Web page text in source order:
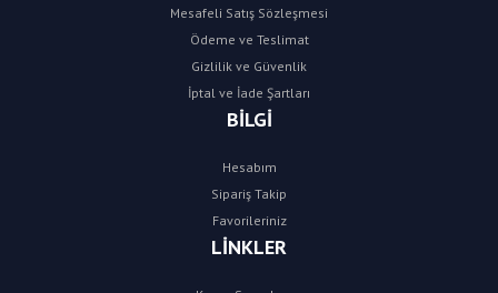
Mesafeli Satış Sözleşmesi
Ödeme ve Teslimat
Gizlilik ve Güvenlik
İptal ve İade Şartları
BİLGİ
Hesabım
Sipariş Takip
Favorileriniz
LİNKLER